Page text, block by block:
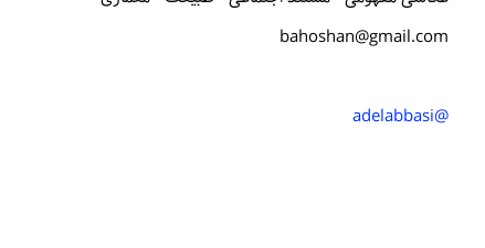
bahoshan@gmail.com
@adelabbasi